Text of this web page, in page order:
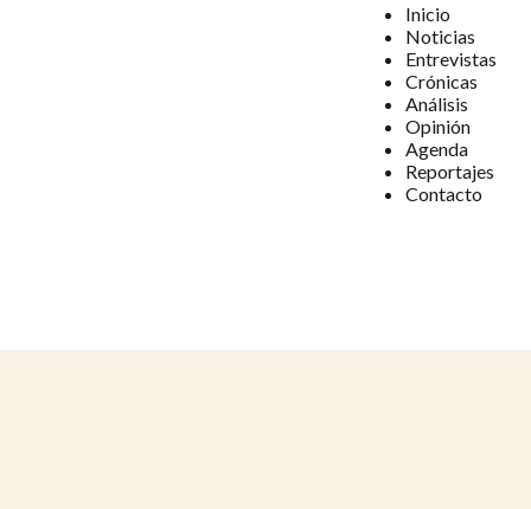
Inicio
Noticias
Entrevistas
Crónicas
Análisis
Opinión
Agenda
Reportajes
Contacto